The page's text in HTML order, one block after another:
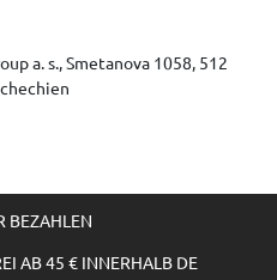
a. s., Smetanova 1058, 512
BEZAHLEN
AB 45 € INNERHALB DE